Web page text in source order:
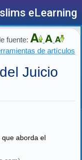
eLearning
fuente:
de artículos
Juicio
que aborda el